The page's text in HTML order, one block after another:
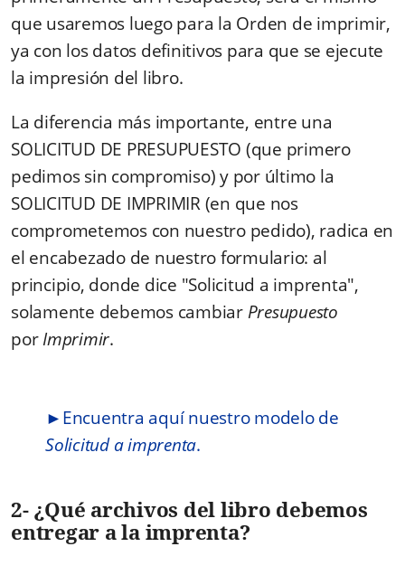
que usaremos luego para la Orden de imprimir,
ya con los datos definitivos para que se ejecute
la impresión del libro.
La diferencia más importante, entre una
SOLICITUD DE PRESUPUESTO (que primero
pedimos sin compromiso) y por último la
SOLICITUD DE IMPRIMIR (en que nos
comprometemos con nuestro pedido), radica en
el encabezado de nuestro formulario: al
principio, donde dice "Solicitud a imprenta",
solamente debemos cambiar Presupuesto
porImprimir.
►Encuentra aquí nuestro modelo de
Solicitud a imprenta.
2- ¿Qué archivos del libro debemos
entregar a la imprenta?